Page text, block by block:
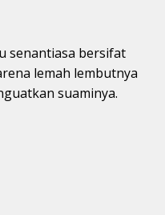
senantiasa bersifat
lemah lembutnya
suaminya.